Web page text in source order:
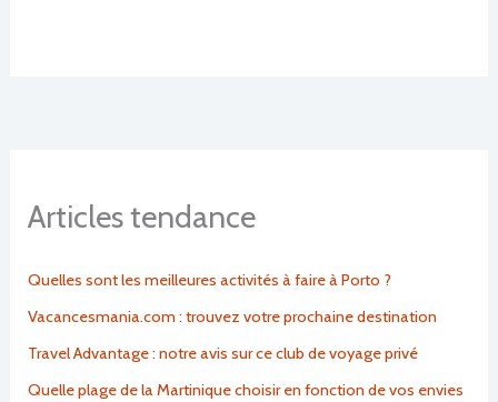
Articles tendance
Quelles sont les meilleures activités à faire à Porto ?
Vacancesmania.com : trouvez votre prochaine destination
Travel Advantage : notre avis sur ce club de voyage privé
Quelle plage de la Martinique choisir en fonction de vos envies